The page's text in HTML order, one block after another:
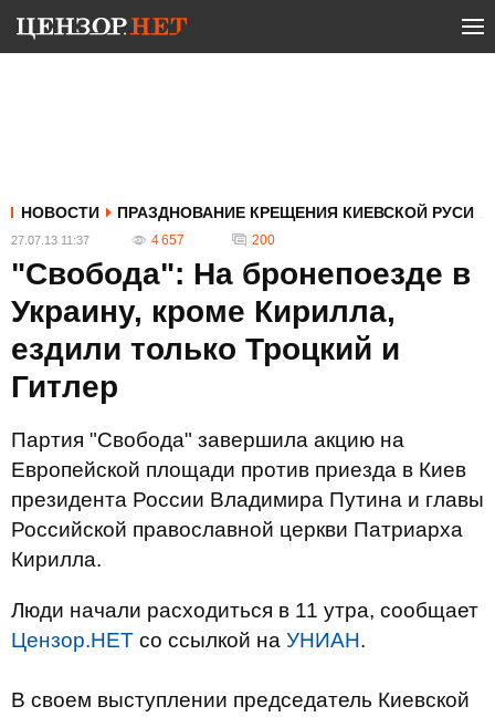
НОВОСТИ ПРАЗДНОВАНИЕ КРЕЩЕНИЯ КИЕВСКОЙ РУСИ
27.07.13 11:37 4 657 200
"Свобода": На бронепоезде в
Украину, кроме Кирилла,
ездили только Троцкий и
Гитлер
Партия "Свобода" завершила акцию на
Европейской площади против приезда в Киев
президента России Владимира Путина и главы
Российской православной церкви Патриарха
Кирилла.
Люди начали расходиться в 11 утра, сообщает
Цензор.НЕТ со ссылкой на УНИАН.
В своем выступлении председатель Киевской